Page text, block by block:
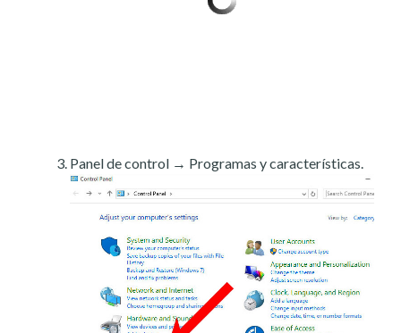
Panel de control → Programas y características.